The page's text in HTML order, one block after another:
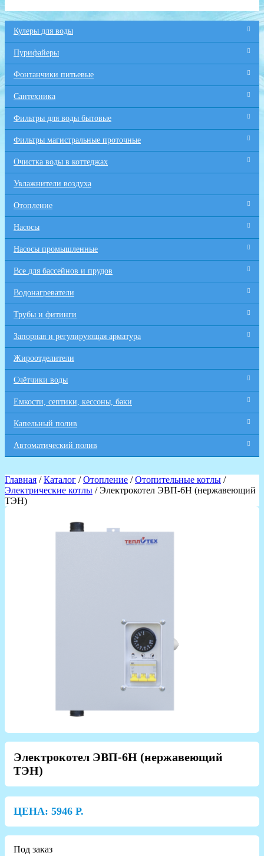
Кулеры для воды
Пурифайеры
Фонтанчики питьевые
Сантехника
Фильтры для воды бытовые
Фильтры магистральные проточные
Очистка воды в коттеджах
Увлажнители воздуха
Отопление
Насосы
Насосы промышленные
Все для бaссейнов и прудов
Водонагреватели
Трубы и фитинги
Запорная и регулирующая арматура
Жироотделители
Счётчики воды
Емкости, септики, кессоны, баки
Капельный полив
Автоматический полив
Главная /Каталог /Отопление /Отопительные котлы /
Электрические котлы / Электрокотел ЭВП-6Н (нержавеющий
ТЭН)
Электрокотел ЭВП-6Н (нержавеющий
ТЭН)
ЦЕНА: 5946 Р.
Под заказ